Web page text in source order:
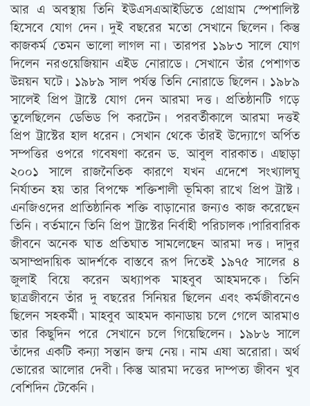
আর এ অবস্থায় তিনি ইউএসএআইডিতে প্রোগ্রাম স্পেশালিস্ট
হিসেবে যোগ দেন। দুই বছরের মতো সেখানে ছিলেন। কিন্তু
কাজকর্ম তেমন ভালো লাগল না। তারপর ১৯৮৩ সালে যোগ
দিলেন নরওয়েজিয়ান এইড নোরাডে। সেখানে তাঁর পেশাগত
উন্নয়ন ঘটে। ১৯৮৯ সাল পর্যন্ত তিনি নোরাডে ছিলেন। ১৯৮৯
সালেই প্রিপ ট্রাস্টে যোগ দেন আরমা দত্ত। প্রতিষ্ঠানটি গড়ে
তুলেছিলেন ডেভিড পি করটেন। পরবর্তীকালে আরমা দত্তই
প্রিপ ট্রাস্টের হাল ধরেন। সেখান থেকে তাঁরই উদ্যোগে অর্পিত
সম্পত্তির ওপরে গবেষণা করেন ড. আবুল বারকাত। এছাড়া
২০০১ সালে রাজনৈতিক কারণে যখন এদেশে সংখ্যালঘু
নির্যাতন হয় তার বিপক্ষে শক্তিশালী ভূমিকা রাখে প্রিপ ট্রাস্ট।
এনজিওদের প্রাতিষ্ঠানিক শক্তি বাড়ানোর জন্যও কাজ করেছেন
তিনি। বর্তমানে তিনি প্রিপ ট্রাস্টের নির্বাহী পরিচালক।পারিবারিক
জীবনে অনেক ঘাত প্রতিঘাত সামলেছেন আরমা দত্ত। দাদুর
অসাম্প্রদায়িক আদর্শকে বাস্তবে রূপ দিতেই ১৯৭৫ সালের ৪
জুলাই বিয়ে করেন অধ্যাপক মাহবুব আহমদকে। তিনি
ছাত্রজীবনে তাঁর দু বছরের সিনিয়র ছিলেন এবং কর্মজীবনেও
ছিলেন সহকর্মী। মাহবুব আহমদ কানাডায় চলে গেলে আরমাও
তার কিছুদিন পরে সেখানে চলে গিয়েছিলেন। ১৯৮৬ সালে
তাঁদের একটি কন্যা সন্তান জন্ম নেয়। নাম এষা অরোরা। অর্থ
ভোরের আলোর দেবী। কিন্তু আরমা দত্তের দাম্পত্য জীবন খুব
বেশিদিন টেকেনি।